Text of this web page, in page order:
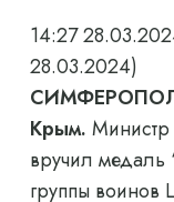
14:27
28.03.2024)
Крым.
вручил медаль
группы воинов